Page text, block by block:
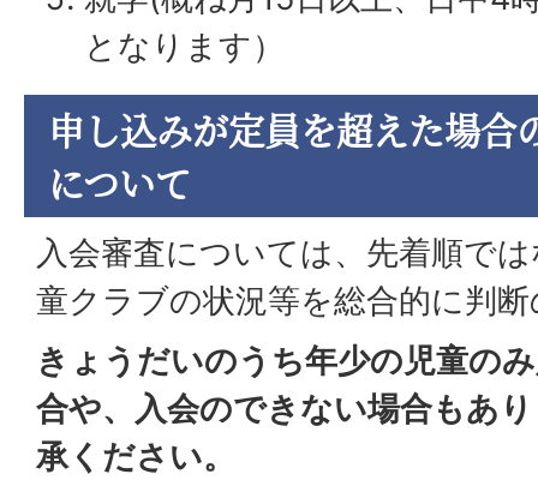
となります）
申し込みが定員を超えた場合
について
入会審査については、先着順で
童クラブの状況等を総合的に判
きょうだいのうち年少の児童の
合や、入会のできない場合もあ
承ください。